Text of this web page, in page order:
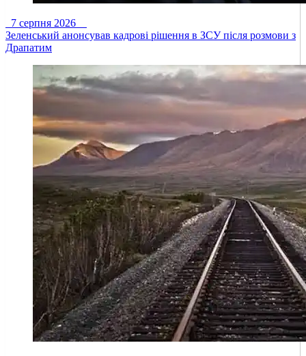
7 серпня 2026
Зеленський анонсував кадрові рішення в ЗСУ після розмови з
Драпатим